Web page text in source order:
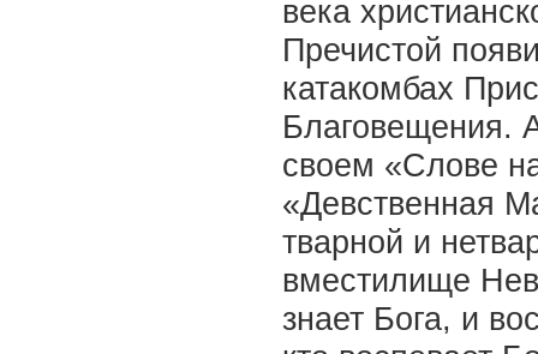
века
Пречистой
катакомбах
Благовещения.
своем «Слове
«Девственная
тварной и
вместилище
знает Бога, и